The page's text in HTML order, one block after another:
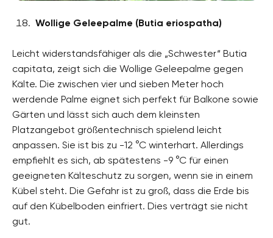
Wollige Geleepalme (Butia eriospatha)
Leicht widerstandsfähiger als die „Schwester“ Butia
capitata, zeigt sich die Wollige Geleepalme gegen
Kälte. Die zwischen vier und sieben Meter hoch
werdende Palme eignet sich perfekt für Balkone sowie
Gärten und lässt sich auch dem kleinsten
Platzangebot größentechnisch spielend leicht
anpassen. Sie ist bis zu -12 °C winterhart. Allerdings
empfiehlt es sich, ab spätestens -9 °C für einen
geeigneten Kälteschutz zu sorgen, wenn sie in einem
Kübel steht. Die Gefahr ist zu groß, dass die Erde bis
auf den Kübelboden einfriert. Dies verträgt sie nicht
gut.